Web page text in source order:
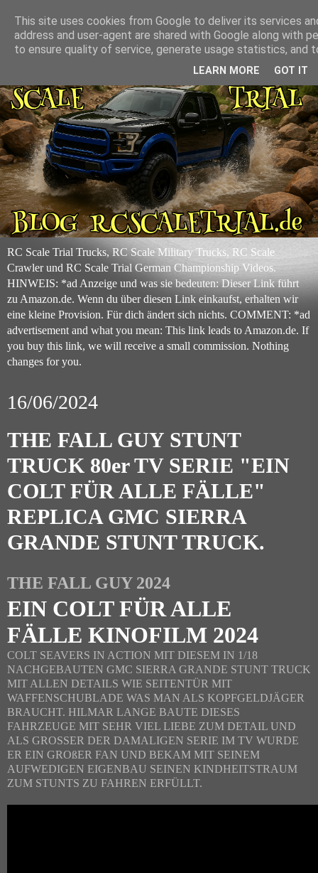
RC Scale Trial Trucks, RC Scale Military Trucks, RC Scale
Crawler und RC Scale Trial German Championship Videos.
HINWEIS: *ad Anzeige und was sie bedeuten: Dieser Link führt
zu Amazon.de. Wenn du über diesen Link einkaufst, erhalten wir
eine kleine Provision. Für dich ändert sich nichts. COMMENT: *ad
advertisement and what you mean: This link leads to Amazon.de. If
you buy this link, we will receive a small commission. Nothing
changes for you.
16/06/2024
THE FALL GUY STUNT
TRUCK 80er TV SERIE "EIN
COLT FÜR ALLE FÄLLE"
REPLICA GMC SIERRA
GRANDE STUNT TRUCK.
THE FALL GUY 2024
EIN COLT FÜR ALLE
FÄLLE KINOFILM 2024
COLT SEAVERS IN ACTION MIT DIESEM IN 1/18
NACHGEBAUTEN GMC SIERRA GRANDE STUNT TRUCK
MIT ALLEN DETAILS WIE SEITENTÜR MIT
WAFFENSCHUBLADE WAS MAN ALS KOPFGELDJÄGER
BRAUCHT. HILMAR LANGE BAUTE DIESES
FAHRZEUGE MIT SEHR VIEL LIEBE ZUM DETAIL UND
ALS GROSSER DER DAMALIGEN SERIE IM TV WURDE
ER EIN GROßER FAN UND BEKAM MIT SEINEM
AUFWEDIGEN EIGENBAU SEINEN KINDHEITSTRAUM
ZUM STUNTS ZU FAHREN ERFÜLLT.
This site uses cookies from Google to deliver its services
address and user-agent are shared with Google along with
to ensure quality of service, generate usage statistics, and
LEARN MORE GOT IT